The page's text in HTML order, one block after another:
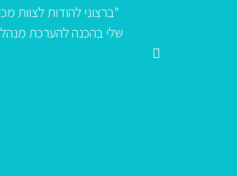
"ברצוני להודות לצוות